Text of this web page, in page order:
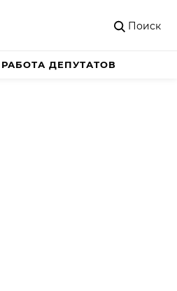
Поиск
РАБОТА ДЕПУТАТОВ